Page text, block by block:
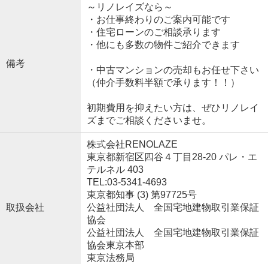
備考
～リノレイズなら～
・お仕事終わりのご案内可能です
・住宅ローンのご相談承ります
・他にも多数の物件ご紹介できます
・中古マンションの売却もお任せ下さい
（仲介手数料半額で承ります！！）
初期費用を抑えたい方は、ぜひリノレイ
ズまでご相談くださいませ。
取扱会社
株式会社RENOLAZE
東京都新宿区四谷４丁目28-20 パレ・エ
テルネル 403
TEL:03-5341-4693
東京都知事 (3) 第97725号
公益社団法人 全国宅地建物取引業保証
協会
公益社団法人 全国宅地建物取引業保証
協会東京本部
東京法務局